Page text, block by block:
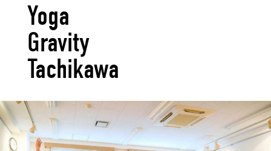
Yoga
Gravity
Tachikawa